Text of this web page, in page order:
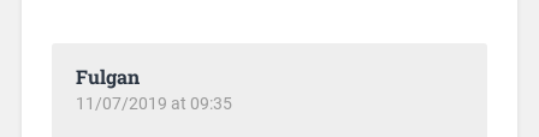
Fulgan
11/07/2019 at 09:35